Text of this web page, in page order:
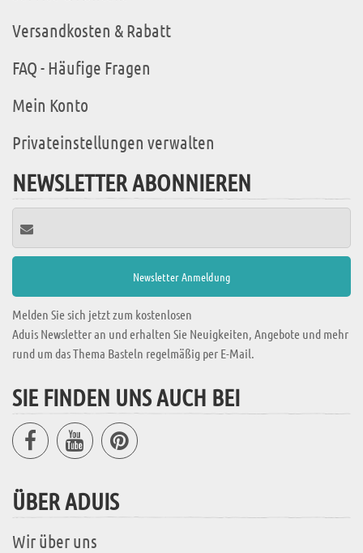
Versandkosten & Rabatt
FAQ - Häufige Fragen
Mein Konto
Privateinstellungen verwalten
NEWSLETTER ABONNIEREN
Melden Sie sich jetzt zum kostenlosen
Aduis Newsletter an und erhalten Sie Neuigkeiten, Angebote und mehr
rund um das Thema Basteln regelmäßig per E-Mail.
SIE FINDEN UNS AUCH BEI
ÜBER ADUIS
Wir über uns